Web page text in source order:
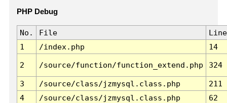
PHP Debug
No. File
Line
1
/index.php 14
2 /source/function/function_extend.php 324
3 /source/class/jzmysql.class.php
211
4
/source/class/jzmysql.class.php
62